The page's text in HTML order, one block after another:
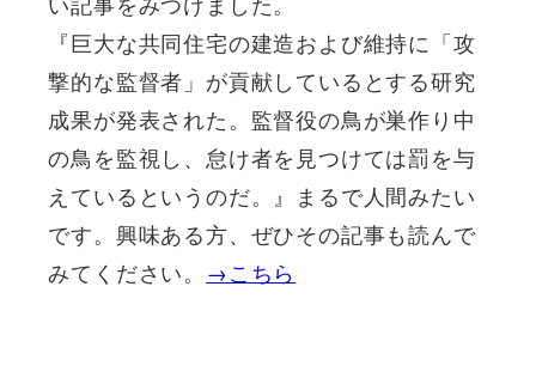
『巨大な共同住宅の建造および維持に「攻
撃的な監督者」が貢献しているとする研究
成果が発表された。監督役の鳥が巣作り中
の鳥を監視し、怠け者を見つけては罰を与
えているというのだ。』まるで人間みたい
です。興味ある方、ぜひその記事も読んで
みてください。 →こちら